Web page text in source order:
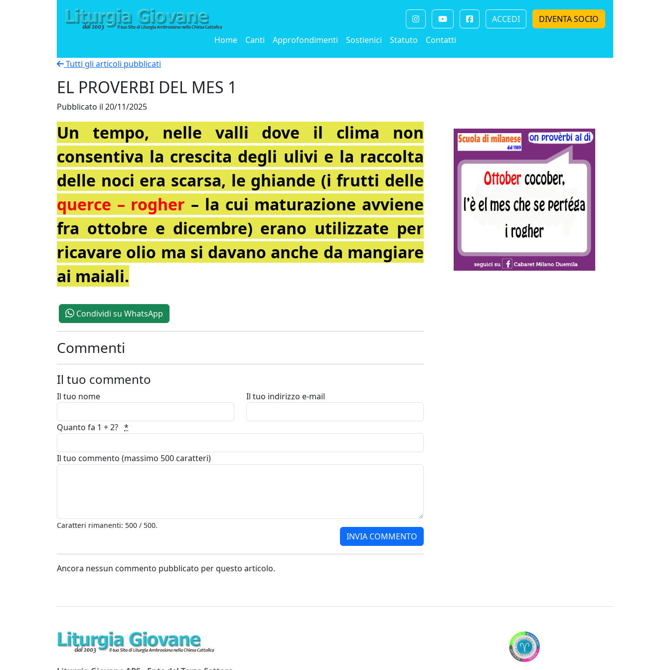
ACCEDI
DIVENTA SOCIO
Home
Canti Approfondimenti Sostienici Statuto Contatti
Tutti gli articoli pubblicati
EL PROVERBI DEL MES 1
Pubblicato il 20/11/2025
Un tempo, nelle valli dove il clima non
consentiva la crescita degli ulivi e la raccolta
delle noci era scarsa, le ghiande (i frutti delle
querce – rogher – la cui maturazione avviene
fra ottobre e dicembre) erano utilizzate per
ricavare olio ma si davano anche da mangiare
ai maiali.
Condividi su WhatsApp
Commenti
Il tuo commento
Il tuo nome Il tuo indirizzo e-mail
Quanto fa 1 + 2? *
Il tuo commento (massimo 500 caratteri)
Caratteri rimanenti: 500 / 500.
Ancora nessun commento pubblicato per questo articolo.